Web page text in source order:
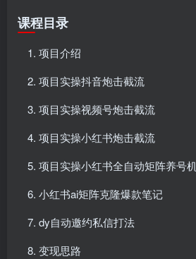
课程目录
项目介绍
项目实操抖音炮击截流
项目实操视频号炮击截流
项目实操小红书炮击截流
项目实操小红书全自动矩阵养号
小红书ai矩阵克隆爆款笔记
dy自动邀约私信打法
变现思路